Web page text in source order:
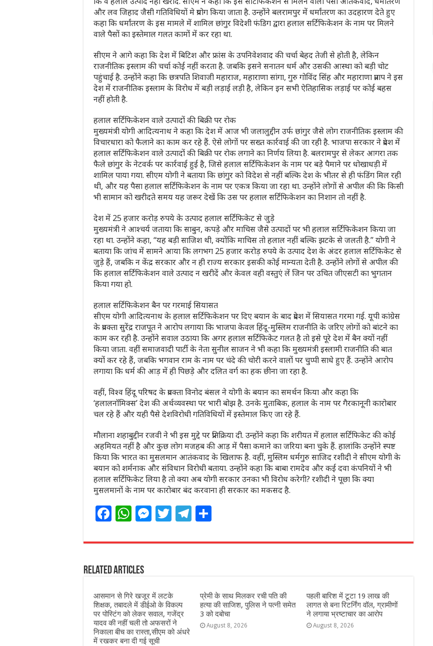
और लव जिहाद जैसी गतिविधियों मे प्रयोग किया जाता है. उन्‍होंने बलरामपुर में धर्मांतरण का उदहारण देते हुए
कहा कि धर्मांतरण के इस मामले में शामिल छांगुर विदेशी फंडिग द्वारा हलाल सर्टिफिकेशन के नाम पर मिलने
वाले पैसों का इस्‍तेमाल गलत कामों में कर रहा था.
सीएम ने आगे कहा कि देश में बिटिश और फ्रांस के उपनिवेशवाद की चर्चा बेहद तेजी से होती है, लेकिन
राजनीतिक इस्‍लाम की चर्चा कोई नहीं करता है. जबकि इसने सनातन धर्म और उसकी आस्‍था को बड़ी चोट
पहुंचाई है. उन्‍होंने कहा कि छत्रपति शिवाजी महाराज, महाराणा सांगा, गुरु गोविंद सिंह और महाराणा प्रताप ने इस
देश में राजनीतिक इस्‍लाम के विरोध में बड़ी लड़ाई लड़ी है, लेकिन इन सभी ऐतिहासिक लड़ाई पर कोई बहस
नहीं होती है.
हलाल सर्टिफिकेशन वाले उत्‍पादों की बिक्री पर रोक
मुख्यमंत्री योगी आदित्यनाथ ने कहा कि देश में आज भी जलालुद्दीन उर्फ छांगुर जैसे लोग राजनीतिक इस्लाम की
विचारधारा को फैलाने का काम कर रहे हैं. ऐसे लोगों पर सख्त कार्रवाई की जा रही है. भाजपा सरकार ने प्रदेश में
हलाल सर्टिफिकेशन वाले उत्पादों की बिक्री पर रोक लगाने का निर्णय लिया है. बलरामपुर से लेकर आगरा तक
फैले छांगुर के नेटवर्क पर कार्रवाई हुई है, जिसे हलाल सर्टिफिकेशन के नाम पर बड़े पैमाने पर धोखाधड़ी में
शामिल पाया गया. सीएम योगी ने बताया कि छांगुर को विदेश से नहीं बल्कि देश के भीतर से ही फंडिंग मिल रही
थी, और यह पैसा हलाल सर्टिफिकेशन के नाम पर एकत्र किया जा रहा था. उन्होंने लोगों से अपील की कि किसी
भी सामान को खरीदते समय यह जरूर देखें कि उस पर हलाल सर्टिफिकेशन का निशान तो नहीं है.
देश में 25 हजार करोड़ रुपये के उत्‍पाद हलाल सर्टिफिकेट से जुड़े
मुख्यमंत्री ने आश्चर्य जताया कि साबुन, कपड़े और माचिस जैसे उत्पादों पर भी हलाल सर्टिफिकेशन किया जा
रहा था. उन्होंने कहा, “यह बड़ी साजिश थी, क्योंकि माचिस तो हलाल नहीं बल्कि झटके से जलती है.” योगी ने
बताया कि जांच में सामने आया कि लगभग 25 हजार करोड़ रुपये के उत्पाद देश के अंदर हलाल सर्टिफिकेट से
जुड़े हैं, जबकि न केंद्र सरकार और न ही राज्य सरकार इसकी कोई मान्यता देती है. उन्होंने लोगों से अपील की
कि हलाल सर्टिफिकेशन वाले उत्पाद न खरीदें और केवल वही वस्तुएं लें जिन पर उचित जीएसटी का भुगतान
किया गया हो.
हलाल सर्टिफिकेशन बैन पर गरमाई सियासत
सीएम योगी आदित्यनाथ के हलाल सर्टिफिकेशन पर दिए बयान के बाद प्रदेश में सियासत गरमा गई. यूपी कांग्रेस
के प्रवक्ता सुरेंद्र राजपूत ने आरोप लगाया कि भाजपा केवल हिंदू-मुस्लिम राजनीति के जरिए लोगों को बांटने का
काम कर रही है. उन्होंने सवाल उठाया कि अगर हलाल सर्टिफिकेट गलत है तो इसे पूरे देश में बैन क्यों नहीं
किया जाता. वहीं समाजवादी पार्टी के नेता सुनील साजन ने भी कहा कि मुख्यमंत्री इस्लामी राजनीति की बात
क्यों कर रहे हैं, जबकि भगवान राम के नाम पर चंदे की चोरी करने वालों पर चुप्पी साधे हुए हैं. उन्होंने आरोप
लगाया कि धर्म की आड़ में ही पिछड़े और दलित वर्ग का हक छीना जा रहा है.
वहीं, विश्व हिंदू परिषद के प्रवक्ता विनोद बंसल ने योगी के बयान का समर्थन किया और कहा कि
‘हलालनॉमिक्स’ देश की अर्थव्यवस्था पर भारी बोझ है. उनके मुताबिक, हलाल के नाम पर गैरकानूनी कारोबार
चल रहे हैं और यही पैसे देशविरोधी गतिविधियों में इस्तेमाल किए जा रहे हैं.
मौलाना शहाबुद्दीन रजवी ने भी इस मुद्दे पर प्रतिक्रिया दी. उन्होंने कहा कि शरीयत में हलाल सर्टिफिकेट की कोई
अहमियत नहीं है और कुछ लोग मजहब की आड़ में पैसा कमाने का जरिया बना चुके हैं. हालांकि उन्होंने स्पष्ट
किया कि भारत का मुसलमान आतंकवाद के खिलाफ है. वहीं, मुस्लिम धर्मगुरु साजिद रशीदी ने सीएम योगी के
बयान को शर्मनाक और संविधान विरोधी बताया. उन्होंने कहा कि बाबा रामदेव और कई दवा कंपनियों ने भी
हलाल सर्टिफिकेट लिया है तो क्या अब योगी सरकार उनका भी विरोध करेगी? रशीदी ने पूछा कि क्या
मुसलमानों के नाम पर कारोबार बंद करवाना ही सरकार का मकसद है.
F
c
e
b
o
o
k
W
at
s
A
p
p
M
ss
g
e
r
T
itt
T
e
m
ar
Related Articles
आसमान से गिरे खजूर में लटके
शिक्षक, तबादले में डीईओ के विकल्प
पर पोस्टिंग को लेकर सवाल, गजेंद्र
यादव की नहीं चली तो अफसरों ने
निकाला बीच का रास्ता,सीएम को अंधरे
में रखकर बना दी गई सूची
प्रेमी के साथ मिलकर रची पति की
हत्या की साजिश, पुलिस ने पत्नी समेत
3 को दबोचा
August 8, 2026
पहली बारिश में टूटा 19 लाख की
लागत से बना रिटर्निंग वॉल, ग्रामीणों
ने लगाया भ्रष्टाचार का आरोप
August 8, 2026